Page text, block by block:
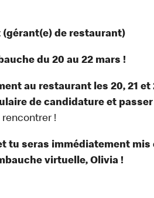
de restaurant)
du 20 au 22 mars !
au restaurant les 20, 21 et
de candidature et
rencontrer !
tu seras immédiatement
virtuelle, Olivia !